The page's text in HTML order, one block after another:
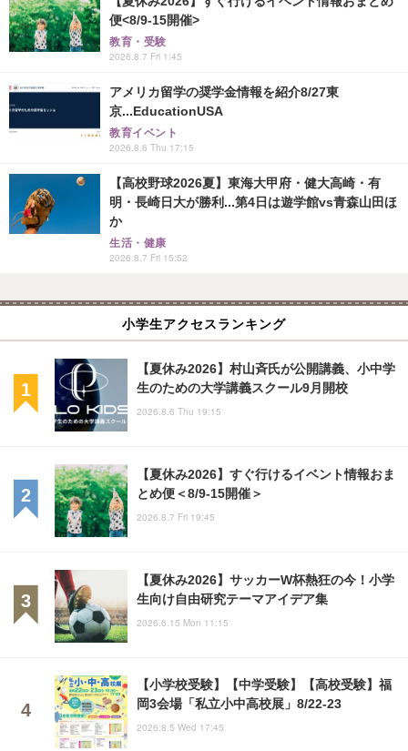
便<8/9-15開催>
教育・受験
2026.8.7 Fri 1:45
アメリカ留学の奨学金情報を紹介8/27東
京...EducationUSA
教育イベント
2026.8.6 Thu 17:15
【高校野球2026夏】東海大甲府・健大高崎・有
明・長崎日大が勝利...第4日は遊学館vs青森山田ほ
か
生活・健康
2026.8.7 Fri 15:52
小学生アクセスランキング
【夏休み2026】村山斉氏が公開講義、小中学
生のための大学講義スクール9月開校
2026.8.6 Thu 19:15
【夏休み2026】すぐ行けるイベント情報おま
とめ便＜8/9-15開催＞
2026.8.7 Fri 19:45
【夏休み2026】サッカーW杯熱狂の今！小学
生向け自由研究テーマアイデア集
2026.6.15 Mon 11:15
【小学校受験】【中学受験】【高校受験】福
岡3会場「私立小中高校展」8/22-23
2026.8.5 Wed 17:45